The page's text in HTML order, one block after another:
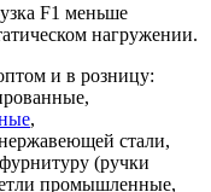
F1 меньше
нагружении.
и в розницу:
,
стали,
(ручки
промышленные,